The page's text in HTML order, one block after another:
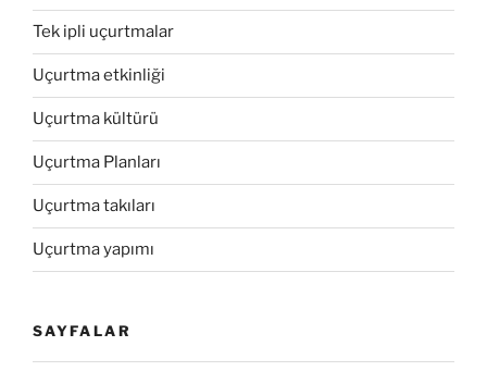
Tek ipli uçurtmalar
Uçurtma etkinliği
Uçurtma kültürü
Uçurtma Planları
Uçurtma takıları
Uçurtma yapımı
SAYFALAR